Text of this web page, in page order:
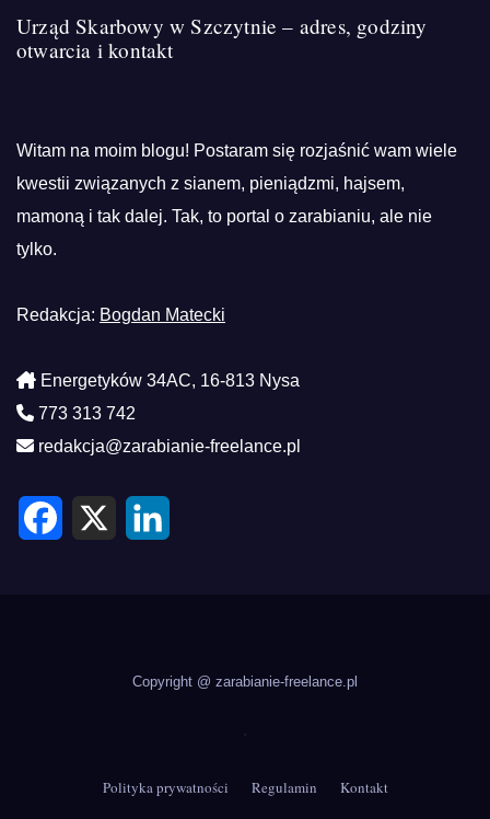
Urząd Skarbowy w Szczytnie – adres, godziny
otwarcia i kontakt
Witam na moim blogu! Postaram się rozjaśnić wam wiele
kwestii związanych z sianem, pieniądzmi, hajsem,
mamoną i tak dalej. Tak, to portal o zarabianiu, ale nie
tylko.
Redakcja: Bogdan Matecki
Energetyków 34AC, 16-813 Nysa
773 313 742
redakcja@zarabianie-freelance.pl
F
X
Copyright @ zarabianie-freelance.pl
.
Polityka prywatności Regulamin Kontakt